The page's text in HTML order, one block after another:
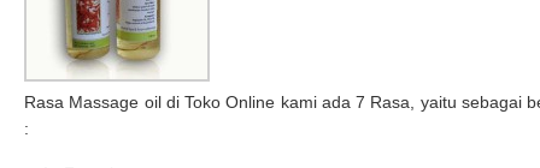
Rasa Massage oil di Toko Online kami ada 7 Rasa, yaitu sebagai
: